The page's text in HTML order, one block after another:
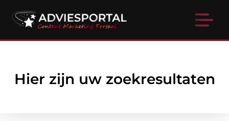
Hier zijn uw zoekresultaten